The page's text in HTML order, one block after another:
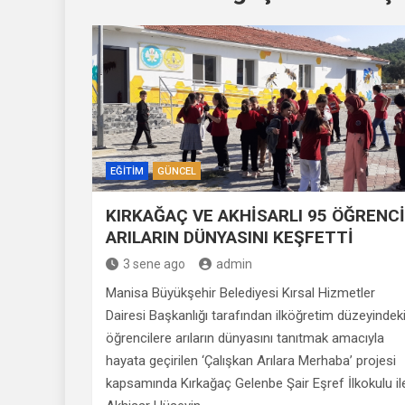
EĞITIM GÜNCEL
KIRKAĞAÇ VE AKHİSARLI 95 ÖĞRENCİ
ARILARIN DÜNYASINI KEŞFETTİ
3 sene ago admin
Manisa Büyükşehir Belediyesi Kırsal Hizmetler
Dairesi Başkanlığı tarafından ilköğretim düzeyindeki
öğrencilere arıların dünyasını tanıtmak amacıyla
hayata geçirilen ‘Çalışkan Arılara Merhaba’ projesi
kapsamında Kırkağaç Gelenbe Şair Eşref İlkokulu